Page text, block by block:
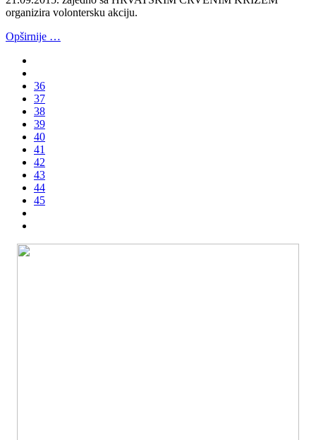
organizira volontersku akciju.
Opširnije …
36
37
38
39
40
41
42
43
44
45